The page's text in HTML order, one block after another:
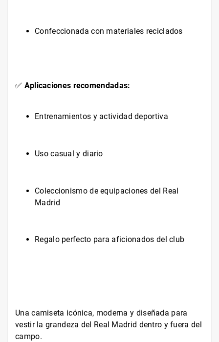
Confeccionada con materiales reciclados
✅ Aplicaciones recomendadas:
Entrenamientos y actividad deportiva
Uso casual y diario
Coleccionismo de equipaciones del Real
Madrid
Regalo perfecto para aficionados del club
Una camiseta icónica, moderna y diseñada para
vestir la grandeza del Real Madrid dentro y fuera del
campo.